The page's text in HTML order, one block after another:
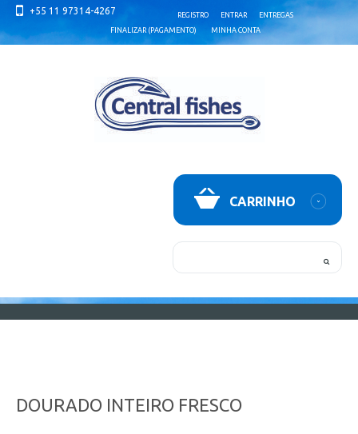
+55 11 97314-4267 REGISTRO ENTRAR
ENTREGAS
FINALIZAR (PAGAMENTO)
MINHA CONTA
CARRINHO
DOURADO INTEIRO FRESCO